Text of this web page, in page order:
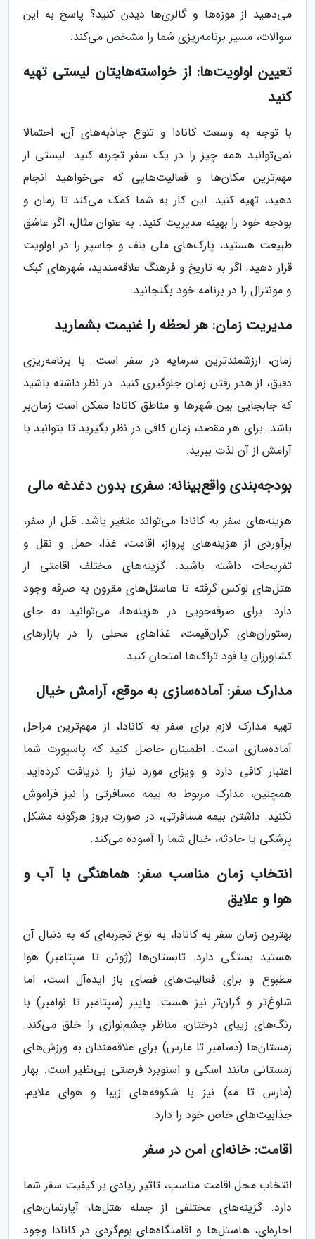
می‌دهید از موزه‌ها و گالری‌ها دیدن کنید؟ پاسخ به این
سوالات، مسیر برنامه‌ریزی شما را مشخص می‌کند.
تعیین اولویت‌ها: از خواسته‌هایتان لیستی تهیه
کنید
با توجه به وسعت کانادا و تنوع جاذبه‌های آن، احتمالا
نمی‌توانید همه چیز را در یک سفر تجربه کنید. لیستی از
مهم‌ترین مکان‌ها و فعالیت‌هایی که می‌خواهید انجام
دهید، تهیه کنید. این کار به شما کمک می‌کند تا زمان و
بودجه خود را بهینه مدیریت کنید. به عنوان مثال، اگر عاشق
طبیعت هستید، پارک‌های ملی بنف و جاسپر را در اولویت
قرار دهید. اگر به تاریخ و فرهنگ علاقه‌مندید، شهرهای کبک
و مونترال را در برنامه خود بگنجانید.
مدیریت زمان: هر لحظه را غنیمت بشمارید
زمان، ارزشمندترین سرمایه در سفر است. با برنامه‌ریزی
دقیق، از هدر رفتن زمان جلوگیری کنید. در نظر داشته باشید
که جابجایی بین شهرها و مناطق کانادا ممکن است زمان‌بر
باشد. برای هر مقصد، زمان کافی در نظر بگیرید تا بتوانید با
آرامش از آن لذت ببرید.
بودجه‌بندی واقع‌بینانه: سفری بدون دغدغه مالی
هزینه‌های سفر به کانادا می‌تواند متغیر باشد. قبل از سفر،
برآوردی از هزینه‌های پرواز، اقامت، غذا، حمل و نقل و
تفریحات داشته باشید. گزینه‌های مختلف اقامتی از
هتل‌های لوکس گرفته تا هاستل‌های مقرون به صرفه وجود
دارد. برای صرفه‌جویی در هزینه‌ها، می‌توانید به جای
رستوران‌های گران‌قیمت، غذاهای محلی را در بازارهای
کشاورزان یا فود تراک‌ها امتحان کنید.
مدارک سفر: آماده‌سازی به موقع، آرامش خیال
تهیه مدارک لازم برای سفر به کانادا، از مهم‌ترین مراحل
آماده‌سازی است. اطمینان حاصل کنید که پاسپورت شما
اعتبار کافی دارد و ویزای مورد نیاز را دریافت کرده‌اید.
همچنین، مدارک مربوط به بیمه مسافرتی را نیز فراموش
نکنید. داشتن بیمه مسافرتی، در صورت بروز هرگونه مشکل
پزشکی یا حادثه، خیال شما را آسوده می‌کند.
انتخاب زمان مناسب سفر: هماهنگی با آب و
هوا و علایق
بهترین زمان سفر به کانادا، به نوع تجربه‌ای که به دنبال آن
هستید بستگی دارد. تابستان‌ها (ژوئن تا سپتامبر) هوا
مطبوع و برای فعالیت‌های فضای باز ایده‌آل است، اما
شلوغ‌تر و گران‌تر نیز هست. پاییز (سپتامبر تا نوامبر) با
رنگ‌های زیبای درختان، مناظر چشم‌نوازی را خلق می‌کند.
زمستان‌ها (دسامبر تا مارس) برای علاقه‌مندان به ورزش‌های
زمستانی مانند اسکی و اسنوبرد فرصتی بی‌نظیر است. بهار
(مارس تا مه) نیز با شکوفه‌های زیبا و هوای ملایم،
جذابیت‌های خاص خود را دارد.
اقامت: خانه‌ای امن در سفر
انتخاب محل اقامت مناسب، تاثیر زیادی بر کیفیت سفر شما
دارد. گزینه‌های مختلفی از جمله هتل‌ها، آپارتمان‌های
اجاره‌ای، هاستل‌ها و اقامتگاه‌های بوم‌گردی در کانادا وجود